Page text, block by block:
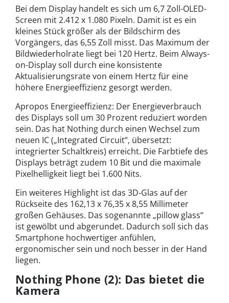
Bei dem Display handelt es sich um 6,7 Zoll-OLED-
Screen mit 2.412 x 1.080 Pixeln. Damit ist es ein
kleines Stück größer als der Bildschirm des
Vorgängers, das 6,55 Zoll misst. Das Maximum der
Bildwiederholrate liegt bei 120 Hertz. Beim Always-
on-Display soll durch eine konsistente
Aktualisierungsrate von einem Hertz für eine
höhere Energieeffizienz gesorgt werden.
Apropos Energieeffizienz: Der Energieverbrauch
des Displays soll um 30 Prozent reduziert worden
sein. Das hat Nothing durch einen Wechsel zum
neuen IC („Integrated Circuit“, übersetzt:
integrierter Schaltkreis) erreicht. Die Farbtiefe des
Displays beträgt zudem 10 Bit und die maximale
Pixelhelligkeit liegt bei 1.600 Nits.
Ein weiteres Highlight ist das 3D-Glas auf der
Rückseite des 162,13 x 76,35 x 8,55 Millimeter
großen Gehäuses. Das sogenannte „pillow glass“
ist gewölbt und abgerundet. Dadurch soll sich das
Smartphone hochwertiger anfühlen,
ergonomischer sein und noch besser in der Hand
liegen.
Nothing Phone (2): Das bietet die
Kamera